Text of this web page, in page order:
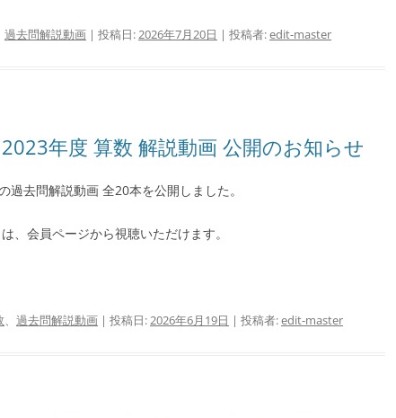
過去問解説動画 | 投稿日:2026年7月20日 | 投稿者:edit-master
2023年度 算数 解説動画 公開のお知らせ
過去問解説動画 全20本を公開しました。
、会員ページから視聴いただけます。
、 過去問解説動画 | 投稿日:2026年6月19日 | 投稿者:edit-master